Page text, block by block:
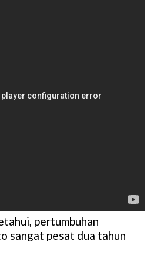
pertumbuhan
sangat pesat dua tahun